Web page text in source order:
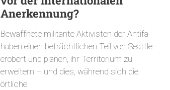
Anerkennung?
Bewaffnete militante Aktivisten der Antifa
haben einen beträchtlichen Teil von Seattle
erobert und planen, ihr Territorium zu
erweitern – und dies, während sich die
örtliche